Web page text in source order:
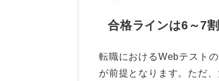
合格ラインは6～7
転職におけるWebテスト
が前提となります。ただ